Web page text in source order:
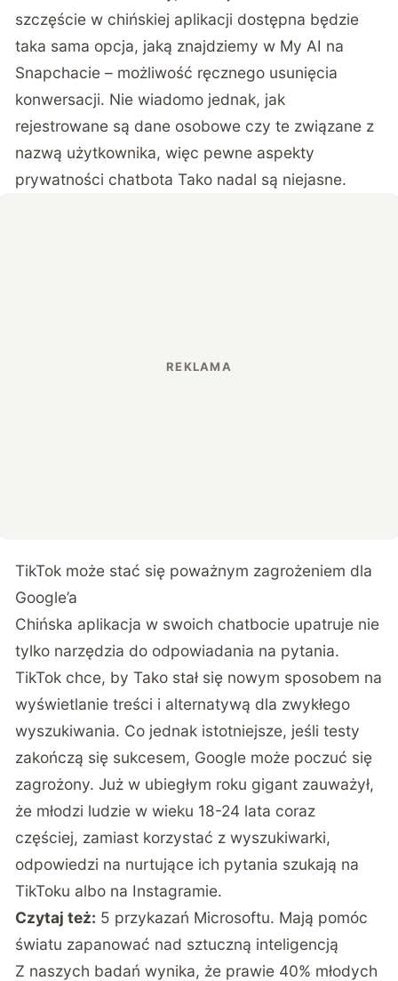
szczęście w chińskiej aplikacji dostępna będzie
taka sama opcja, jaką znajdziemy w My AI na
Snapchacie – możliwość ręcznego usunięcia
konwersacji. Nie wiadomo jednak, jak
rejestrowane są dane osobowe czy te związane z
nazwą użytkownika, więc pewne aspekty
prywatności chatbota Tako nadal są niejasne.
TikTok może stać się poważnym zagrożeniem dla
Google’a
Chińska aplikacja w swoich chatbocie upatruje nie
tylko narzędzia do odpowiadania na pytania.
TikTok chce, by Tako stał się nowym sposobem na
wyświetlanie treści i alternatywą dla zwykłego
wyszukiwania. Co jednak istotniejsze, jeśli testy
zakończą się sukcesem, Google może poczuć się
zagrożony. Już w ubiegłym roku gigant zauważył,
że młodzi ludzie w wieku 18-24 lata coraz
częściej, zamiast korzystać z wyszukiwarki,
odpowiedzi na nurtujące ich pytania szukają na
TikToku albo na Instagramie.
Czytaj też: 5 przykazań Microsoftu. Mają pomóc
światu zapanować nad sztuczną inteligencją
Z naszych badań wynika, że prawie 40% młodych